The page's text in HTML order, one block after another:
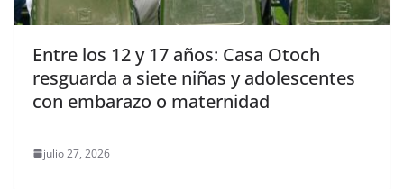
Entre los 12 y 17 años: Casa Otoch
resguarda a siete niñas y adolescentes
con embarazo o maternidad
julio 27, 2026